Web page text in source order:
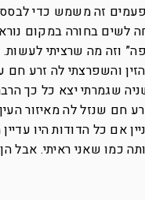
זה משמש כדי
לשים בחורה במקום
וזה מה שרציתי לעשות.
והשפרצתי לה זרע חם
שגמרתי יצא כל כך
חם שנזל לה מאיזור
אם כל הדודות היו
כמו שאני ראיתי. אבל